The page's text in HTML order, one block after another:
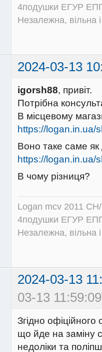
4подушки ЕГУР
Незалежна, вільна
2024-03-13
igorsh88, привіт.
Потрібна
В місцевому
https://
Воно таке саме
https://
В чому різниця?
Logan mcv 2011
4подушки ЕГУР
Незалежна, вільна
2024-03-13
03-13
Згідно
що йде на заміну
недоліки та